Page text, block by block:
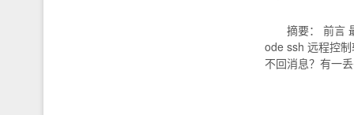
摘要： 前言
ode ssh 远程控
不回消息？有一